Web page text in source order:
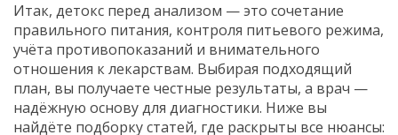
Итак, детокс перед анализом — это сочетание
правильного питания, контроля питьевого режима,
учёта противопоказаний и внимательного
отношения к лекарствам. Выбирая подходящий
план, вы получаете честные результаты, а врач —
надёжную основу для диагностики. Ниже вы
найдёте подборку статей, где раскрыты все нюансы: